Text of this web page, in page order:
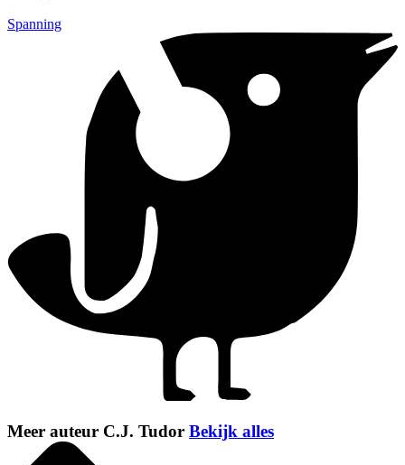
Spanning
Meer auteur C.J. Tudor Bekijk alles